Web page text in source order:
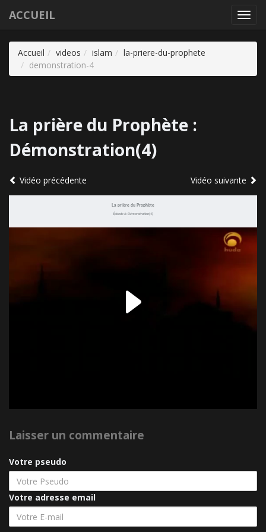
ACCUEIL
Accueil videos islam
la-priere-du-prophete
demonstration-4
La prière du Prophète :
Démonstration(4)
Vidéo précédente Vidéo suivante
La prière du Prophète
Épisode 6 : Démonstration(4)
Laisser un commentaire
Votre pseudo
Votre adresse email